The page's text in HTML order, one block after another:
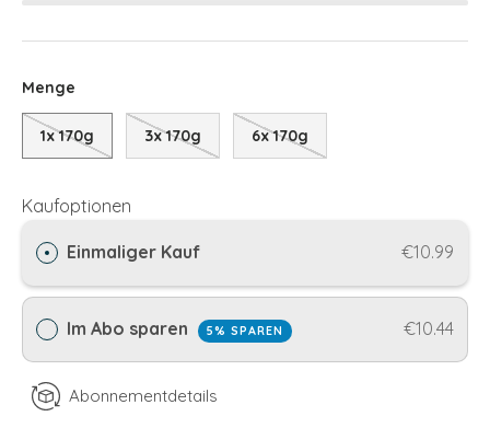
Menge
1x 170g 3x 170g 6x 170g
Kaufoptionen
Einmaliger Kauf €10.99
Im Abo sparen 5% SPAREN €10.44
Abonnementdetails